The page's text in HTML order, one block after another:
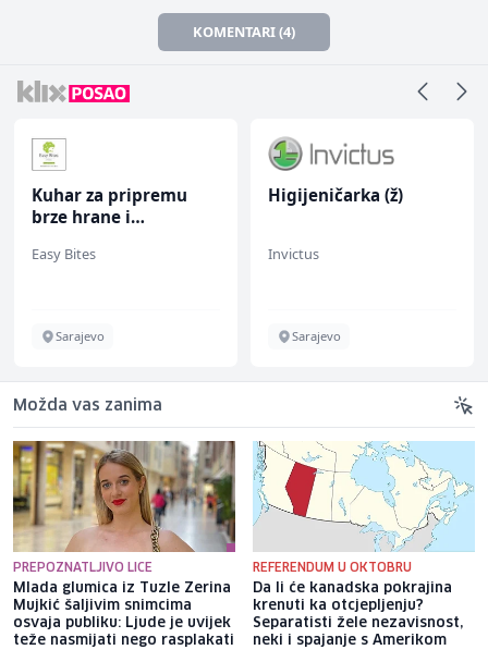
KOMENTARI (4)
Kuhar za pripremu
brze hrane i
ž)
Easy Bites
Sarajevo
Higijeničarka (ž)
Invictus
Sarajevo
Možda vas zanima
PREPOZNATLJIVO LICE
Mlada glumica iz Tuzle Zerina
Mujkić šaljivim snimcima
osvaja publiku: Ljude je uvijek
teže nasmijati nego rasplakati
REFERENDUM U OKTOBRU
Da li će kanadska pokrajina
krenuti ka otcjepljenju?
Separatisti žele nezavisnost,
neki i spajanje s Amerikom